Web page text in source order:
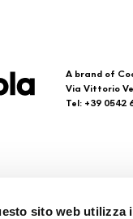
sito web utilizza
A brand of
Via Vittorio
Tel: +39 0542